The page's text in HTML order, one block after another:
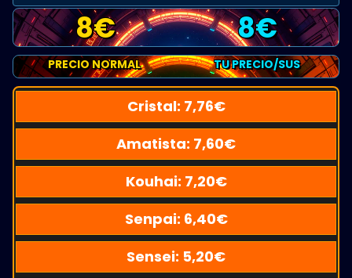
8€ 8€
PRECIO NORMAL TU PRECIO/SUS
Cristal: 7,76€
Amatista: 7,60€
Kouhai: 7,20€
Senpai: 6,40€
Sensei: 5,20€